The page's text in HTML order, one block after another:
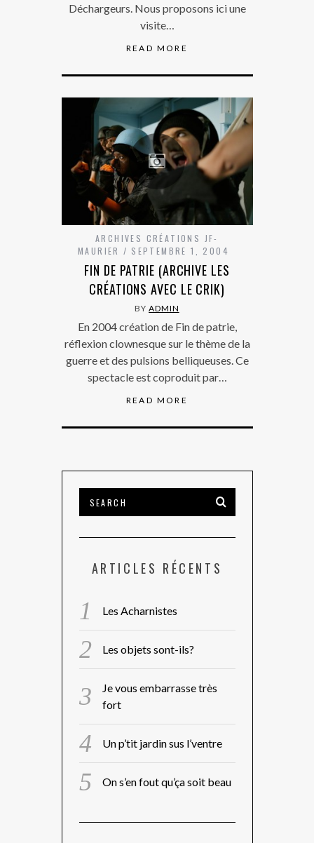
Déchargeurs. Nous proposons ici une
visite…
READ MORE
ARCHIVES CRÉATIONS JF-
MAURIER
SEPTEMBRE 1, 2004
FIN DE PATRIE (ARCHIVE LES
CRÉATIONS AVEC LE CRIK)
BYADMIN
En 2004 création de Fin de patrie,
réflexion clownesque sur le thème de la
guerre et des pulsions belliqueuses. Ce
spectacle est coproduit par…
READ MORE
ARTICLES RÉCENTS
Les Acharnistes
Les objets sont-ils?
Je vous embarrasse très
fort
Un p’tit jardin sus l’ventre
On s’en fout qu’ça soit beau